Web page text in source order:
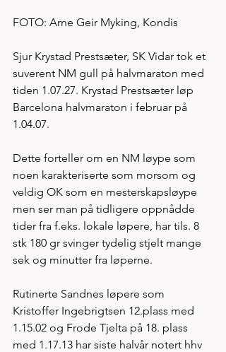
FOTO: Arne Geir Myking, Kondis
Sjur Krystad Prestsæter, SK Vidar tok et
suverent NM gull på halvmaraton med
tiden 1.07.27. Krystad Prestsæter løp
Barcelona halvmaraton i februar på
1.04.07.
Dette forteller om en NM løype som
noen karakteriserte som morsom og
veldig OK som en mesterskapsløype
men ser man på tidligere oppnådde
tider fra f.eks. lokale løpere, har tils. 8
stk 180 gr svinger tydelig stjelt mange
sek og minutter fra løperne.
Rutinerte Sandnes løpere som
Kristoffer Ingebrigtsen 12.plass med
1.15.02 og Frode Tjelta på 18. plass
med 1.17.13 har siste halvår notert hhv